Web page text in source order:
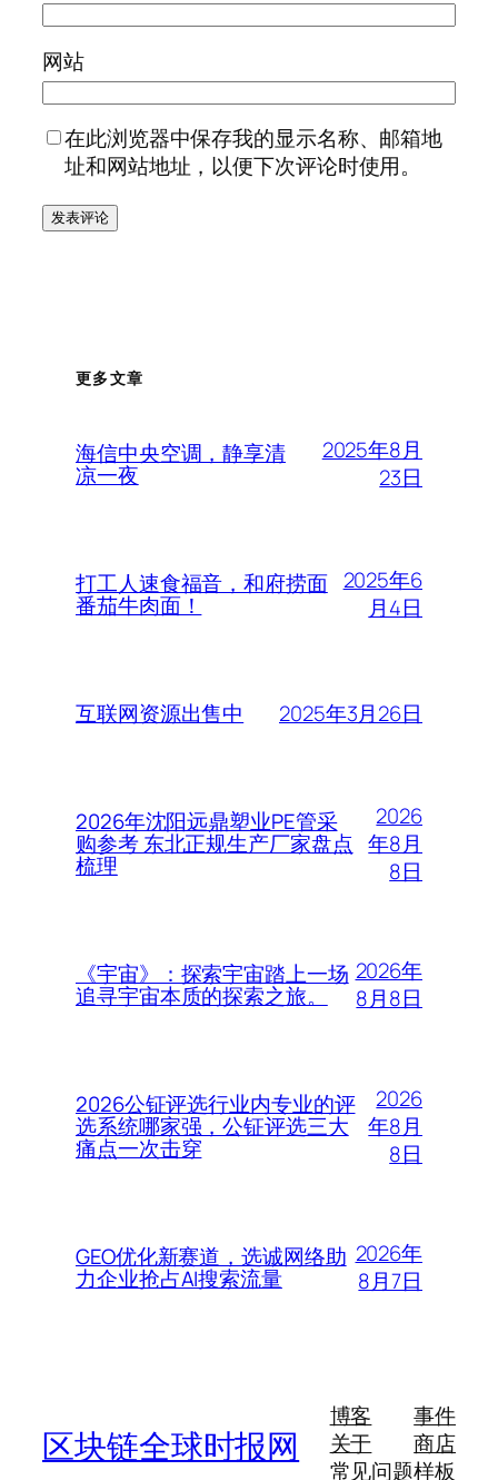
网站
在此浏览器中保存我的显示名称、邮箱地
址和网站地址，以便下次评论时使用。
更多文章
海信中央空调，静享清
凉一夜
2025年8月
23日
打工人速食福音，和府捞面
番茄牛肉面！
2025年6
月4日
互联网资源出售中 2025年3月26日
2026年沈阳远鼎塑业PE管采
购参考 东北正规生产厂家盘点
梳理
2026
年8月
8日
《宇宙》：探索宇宙踏上一场
追寻宇宙本质的探索之旅。
2026年
8月8日
2026公钲评选行业内专业的评
选系统哪家强，公钲评选三大
痛点一次击穿
2026
年8月
8日
GEO优化新赛道，选诚网络助
力企业抢占AI搜索流量
2026年
8月7日
区块链全球时报网
博客
关于
常见问题
事件
商店
样板